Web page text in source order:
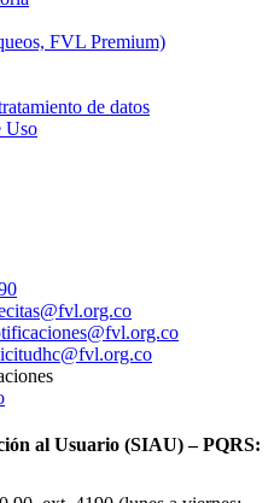
FVL Premium)
de datos
Uso
al Usuario (SIAU) – PQRS: